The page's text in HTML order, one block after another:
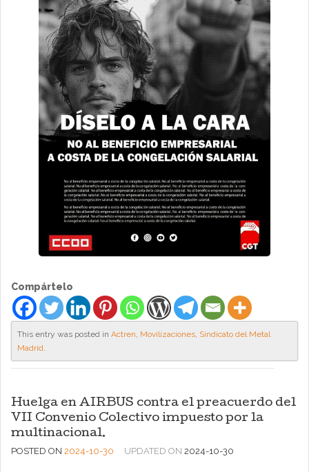
Compártelo
This entry was posted in Actren Movilizaciones Sindicato del Metal
Madrid
Huelga en AIRBUS contra el preacuerdo del
VII Convenio Colectivo impuesto por la
multinacional.
POSTED ON 2024-10-30 UPDATED ON 2024-10-30